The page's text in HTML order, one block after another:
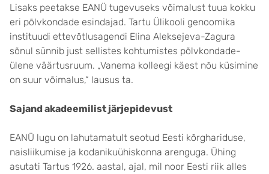
Lisaks peetakse EANÜ tugevuseks võimalust tuua kokku
eri põlvkon­dade esindajad. Tartu Üli­kooli genoomika
instituudi ettevõtlus­agendi Elina Aleksejeva-Zagura
sõnul sünnib just sellistes kohtumistes põlvkondade­
ülene väärtusruum. „Vanema kolleegi käest nõu küsi­mine
on suur võimalus,“ lausus ta.
Sajand akadeemilist järjepidevust
EANÜ lugu on lahutamatult seotud Eesti kõrghariduse,
naisliikumise ja kodanikuühiskonna arenguga. Ühing
asutati Tartus 1926. aastal, ajal, mil noor Eesti riik alles